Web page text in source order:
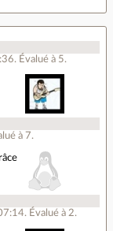
. Évalué à 5.
à 7.
. Évalué à 2.